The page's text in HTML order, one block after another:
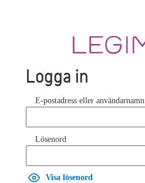
Logga in
E-postadress eller användarnamn
Lösenord
Visa lösenord